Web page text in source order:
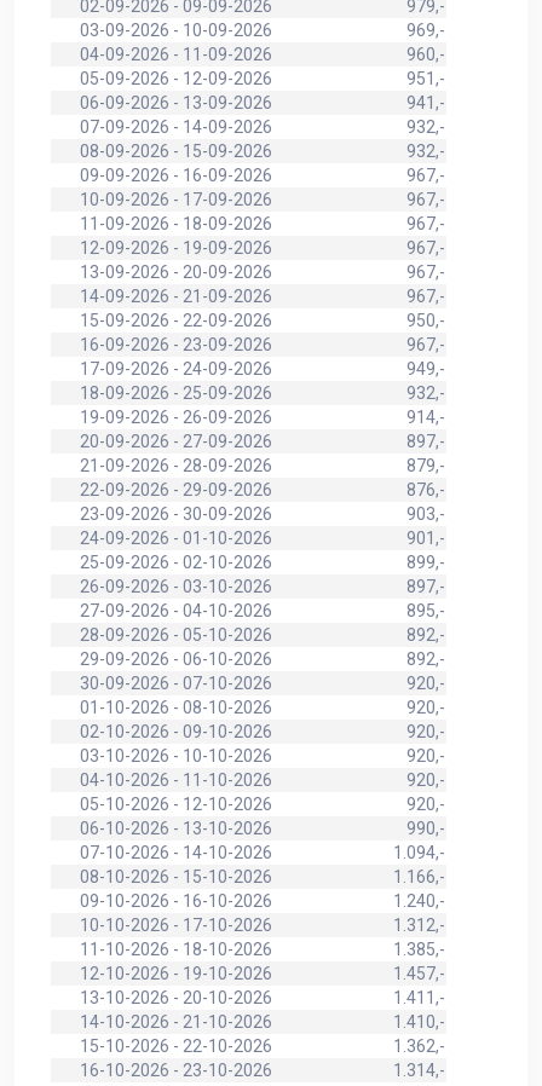
02-09-2026 - 09-09-2026
979,-
03-09-2026 - 10-09-2026
969,-
04-09-2026 - 11-09-2026
960,-
05-09-2026 - 12-09-2026
951,-
06-09-2026 - 13-09-2026
941,-
07-09-2026 - 14-09-2026
932,-
08-09-2026 - 15-09-2026
932,-
09-09-2026 - 16-09-2026
967,-
10-09-2026 - 17-09-2026
967,-
11-09-2026 - 18-09-2026
967,-
12-09-2026 - 19-09-2026
967,-
13-09-2026 - 20-09-2026
967,-
14-09-2026 - 21-09-2026
967,-
15-09-2026 - 22-09-2026
950,-
16-09-2026 - 23-09-2026
967,-
17-09-2026 - 24-09-2026
949,-
18-09-2026 - 25-09-2026
932,-
19-09-2026 - 26-09-2026
914,-
20-09-2026 - 27-09-2026
897,-
21-09-2026 - 28-09-2026
879,-
22-09-2026 - 29-09-2026
876,-
23-09-2026 - 30-09-2026
903,-
24-09-2026 - 01-10-2026
901,-
25-09-2026 - 02-10-2026
899,-
26-09-2026 - 03-10-2026
897,-
27-09-2026 - 04-10-2026
895,-
28-09-2026 - 05-10-2026
892,-
29-09-2026 - 06-10-2026
892,-
30-09-2026 - 07-10-2026
920,-
01-10-2026 - 08-10-2026
920,-
02-10-2026 - 09-10-2026
920,-
03-10-2026 - 10-10-2026
920,-
04-10-2026 - 11-10-2026
920,-
05-10-2026 - 12-10-2026
920,-
06-10-2026 - 13-10-2026
990,-
07-10-2026 - 14-10-2026
1.094,-
08-10-2026 - 15-10-2026
1.166,-
09-10-2026 - 16-10-2026
1.240,-
10-10-2026 - 17-10-2026
1.312,-
11-10-2026 - 18-10-2026
1.385,-
12-10-2026 - 19-10-2026
1.457,-
13-10-2026 - 20-10-2026
1.411,-
14-10-2026 - 21-10-2026
1.410,-
15-10-2026 - 22-10-2026
1.362,-
16-10-2026 - 23-10-2026
1.314,-